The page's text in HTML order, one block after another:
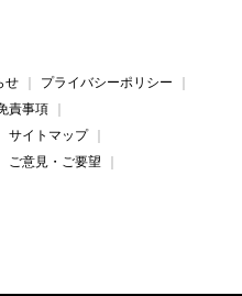
せ
プライバシーポリシー
責事項
サイトマップ
ご意見・ご要望